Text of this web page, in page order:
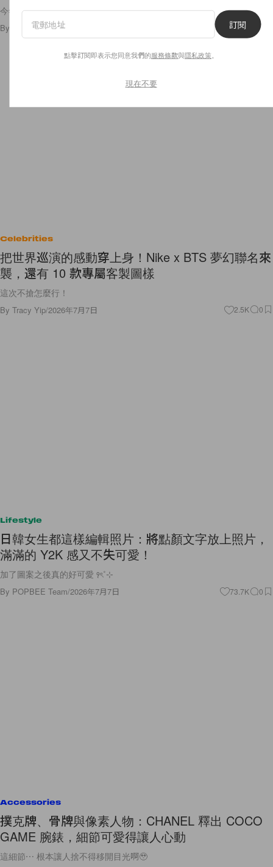
今年中秋想送得更有品味？就看這篇！
By Polly Tsai/2026年7月7日 2.6K 0
Celebrities
把世界巡演的感動穿上身！Nike x BTS 夢幻聯名來
襲，還有 10 款專屬客製圖樣
這次不搶怎麼行！
By Tracy Yip/2026年7月7日 2.5K 0
Lifestyle
日韓女生都這樣編輯照片：將點顏文字放上照片，
滿滿的 Y2K 感又不失可愛！
加了圖案之後真的好可愛 ꣑ৎ˚⊹
By POPBEE Team/2026年7月7日 73.7K 0
Accessories
撲克牌、骨牌與像素人物：CHANEL 釋出 COCO
GAME 腕錶，細節可愛得讓人心動
這細節⋯ 根本讓人捨不得移開目光啊🥹
訂閱
點擊訂閱即表示您同意我們的服務條款與隱私政策
現在不要